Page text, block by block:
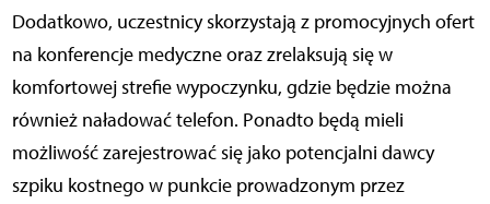
Dodatkowo, uczestnicy skorzystają z promocyjnych ofert
na konferencje medyczne oraz zrelaksują się w
komfortowej strefie wypoczynku, gdzie będzie można
również naładować telefon. Ponadto będą mieli
możliwość zarejestrować się jako potencjalni dawcy
szpiku kostnego w punkcie prowadzonym przez